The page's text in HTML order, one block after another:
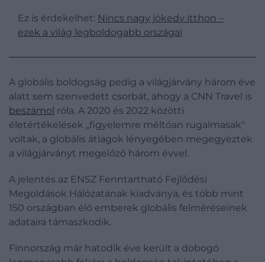
Ez is érdekelhet: Nincs nagy jókedv itthon –
ezek a világ legboldogabb országai
A globális boldogság pedig a világjárvány három éve
alatt sem szenvedett csorbát, ahogy a CNN Travel is
beszámol róla. A 2020 és 2022 közötti
életértékelések „figyelemre méltóan rugalmasak"
voltak, a globális átlagok lényegében megegyeztek
a világjárványt megelőző három évvel.
A jelentés az ENSZ Fenntartható Fejlődési
Megoldások Hálózatának kiadványa, és több mint
150 országban élő emberek globális felméréseinek
adataira támaszkodik.
Finnország már hatodik éve került a dobogó